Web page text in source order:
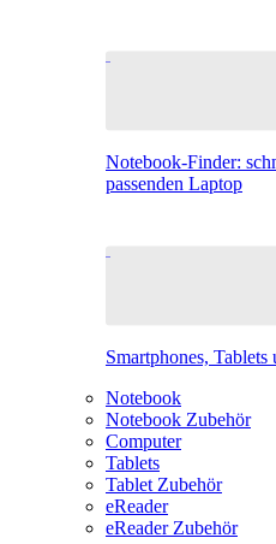
Notebook-Finder:
passenden Laptop
Smartphones, Tablets
Notebook
Notebook Zubehör
Computer
Tablets
Tablet Zubehör
eReader
eReader Zubehör